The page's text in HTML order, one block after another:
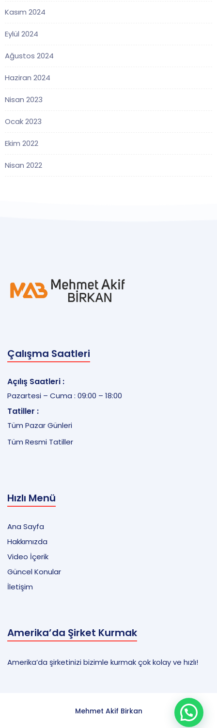
Kasım 2024
Eylül 2024
Ağustos 2024
Haziran 2024
Nisan 2023
Ocak 2023
Ekim 2022
Nisan 2022
Çalışma Saatleri
Açılış Saatleri :
Pazartesi – Cuma : 09:00 – 18:00
Tatiller :
Tüm Pazar Günleri
Tüm Resmi Tatiller
Hızlı Menü
Ana Sayfa
Hakkımızda
Video İçerik
Güncel Konular
İletişim
Amerika’da Şirket Kurmak
Amerika’da şirketinizi bizimle kurmak çok kolay ve hızlı!
Mehmet Akif Birkan